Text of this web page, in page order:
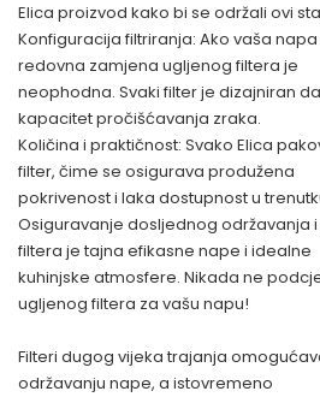
Elica proizvod kako bi se održali ovi
Konfiguracija filtriranja: Ako vaša
redovna zamjena ugljenog filtera je
neophodna. Svaki filter je dizajniran
kapacitet pročišćavanja zraka.
Količina i praktičnost: Svako Elica
filter, čime se osigurava produžena
pokrivenost i laka dostupnost u
Osiguravanje dosljednog održavanja
filtera je tajna efikasne nape i idealne
kuhinjske atmosfere. Nikada ne
ugljenog filtera za vašu napu!
Filteri dugog vijeka trajanja
održavanju nape, a istovremeno